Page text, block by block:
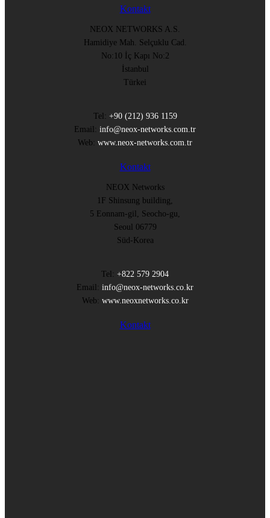
Kontakt
NEOX NETWORKS A.S.
Hamidiye Mah. Selçuklu Cad.
No:10 İç Kapı No:2
İstanbul
Türkei
Tel: +90 (212) 936 1159
Email: info@neox-networks.com.tr
Web: www.neox-networks.com.tr
Kontakt
NEOX Networks
1F Shinsung building,
5 Eonnam-gil, Seocho-gu,
Seoul 06779
Süd-Korea
Tel: +822 579 2904
Email: info@neox-networks.co.kr
Web: www.neoxnetworks.co.kr
Kontakt